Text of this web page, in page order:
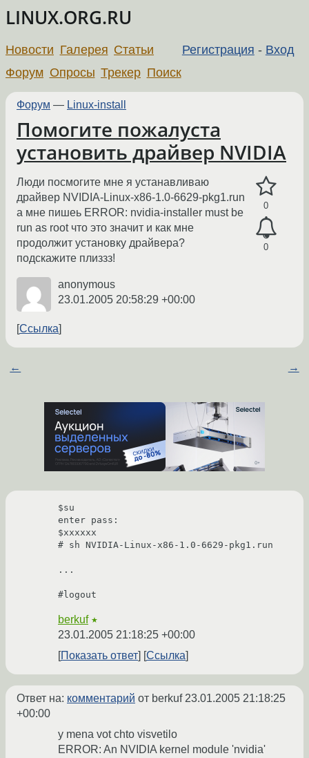
LINUX.ORG.RU
Регистрация - Вход
Новости Галерея Статьи
Форум Опросы Трекер Поиск
Форум — Linux-install
Помогите пожалуста
установить драйвер NVIDIA
0
0
Люди посмогите мне я устанавливаю
драйвер NVIDIA-Linux-x86-1.0-6629-pkg1.run
а мне пишеь ERROR: nvidia-installer must be
run as root что это значит и как мне
продолжит установку драйвера?
подскажите плиззз!
anonymous
23.01.2005 20:58:29 +00:00
Ссылка
← →
$su
enter pass:
$xxxxxx
# sh NVIDIA-Linux-x86-1.0-6629-pkg1.run
...
#logout
berkuf ★
23.01.2005 21:18:25 +00:00
Показать ответ
Ссылка
Ответ на: комментарий от berkuf23.01.2005 21:18:25
+00:00
y mena vot chto visvetilo
ERROR: An NVIDIA kernel module 'nvidia'